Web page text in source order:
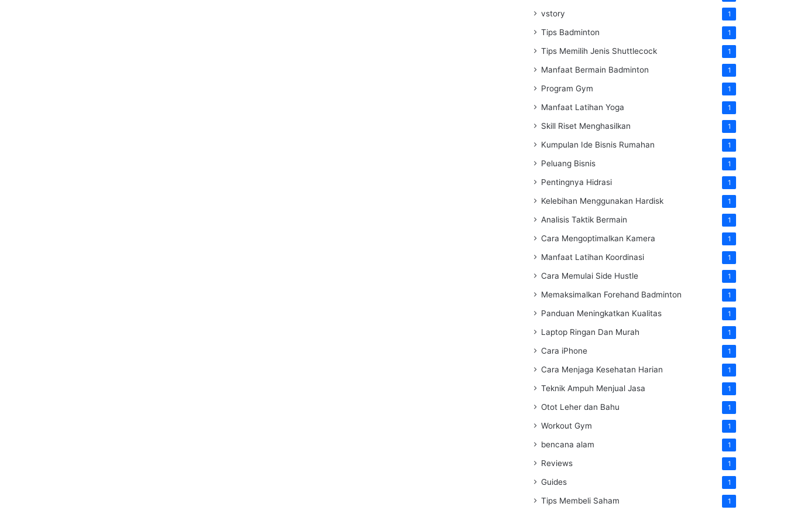
vstory 1
Tips Badminton 1
Tips Memilih Jenis Shuttlecock 1
Manfaat Bermain Badminton 1
Program Gym 1
Manfaat Latihan Yoga 1
Skill Riset Menghasilkan 1
Kumpulan Ide Bisnis Rumahan 1
Peluang Bisnis 1
Pentingnya Hidrasi 1
Kelebihan Menggunakan Hardisk 1
Analisis Taktik Bermain 1
Cara Mengoptimalkan Kamera 1
Manfaat Latihan Koordinasi 1
Cara Memulai Side Hustle 1
Memaksimalkan Forehand Badminton 1
Panduan Meningkatkan Kualitas 1
Laptop Ringan Dan Murah 1
Cara iPhone 1
Cara Menjaga Kesehatan Harian 1
Teknik Ampuh Menjual Jasa 1
Otot Leher dan Bahu 1
Workout Gym 1
bencana alam 1
Reviews 1
Guides 1
Tips Membeli Saham 1